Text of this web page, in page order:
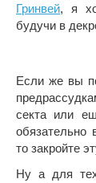
Гринвей, я
будучи в
Если же вы
секта или
обязательно
то закройте
Ну а для